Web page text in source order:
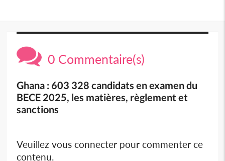
0 Commentaire(s)
Ghana : 603 328 candidats en examen du
BECE 2025, les matières, règlement et
sanctions
Veuillez vous connecter pour commenter ce
contenu.